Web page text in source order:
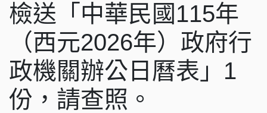
檢送「中華民國115年
（西元2026年）政府行
政機關辦公日曆表」1
份，請查照。